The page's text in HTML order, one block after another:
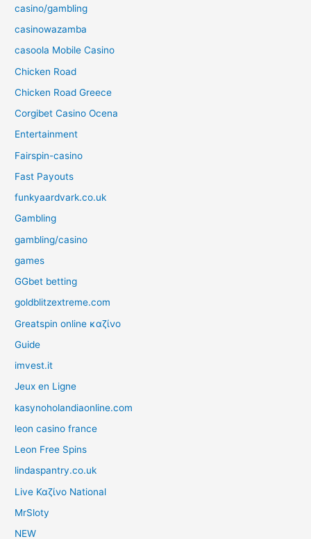
casino/gambling
casinowazamba
casoola Mobile Casino
Chicken Road
Chicken Road Greece
Corgibet Casino Ocena
Entertainment
Fairspin-casino
Fast Payouts
funkyaardvark.co.uk
Gambling
gambling/casino
games
GGbet betting
goldblitzextreme.com
Greatspin online καζίνο
Guide
imvest.it
Jeux en Ligne
kasynoholandiaonline.com
leon casino france
Leon Free Spins
lindaspantry.co.uk
Live Καζίνο National
MrSloty
NEW